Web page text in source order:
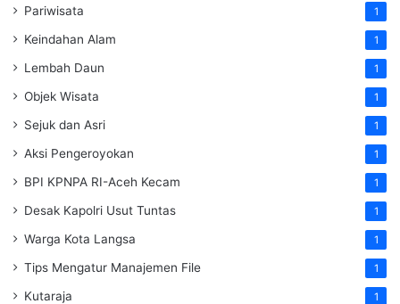
Pariwisata 1
Keindahan Alam 1
Lembah Daun 1
Objek Wisata 1
Sejuk dan Asri 1
Aksi Pengeroyokan 1
BPI KPNPA RI-Aceh Kecam 1
Desak Kapolri Usut Tuntas 1
Warga Kota Langsa 1
Tips Mengatur Manajemen File 1
Kutaraja 1